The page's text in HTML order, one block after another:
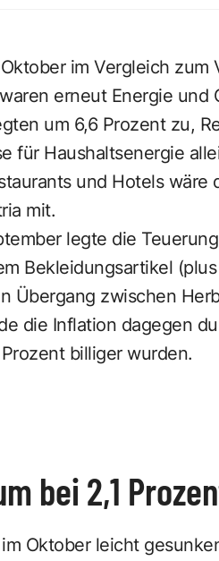
im Vergleich zum
erneut Energie und
um 6,6 Prozent zu,
für Haushaltsenergie
und Hotels
mit.
legte die
Bekleidungsartikel
Übergang zwischen
die Inflation dagegen
billiger wurden.
bei 2,1
Oktober leicht